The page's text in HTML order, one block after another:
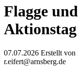
Flagge
Aktionstag
07.07.2026 Erstellt von
r.eifert@arnsberg.de